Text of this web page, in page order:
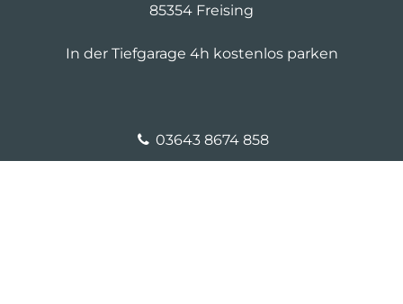
85354 Freising
In der Tiefgarage 4h kostenlos parken
03643 8674 858